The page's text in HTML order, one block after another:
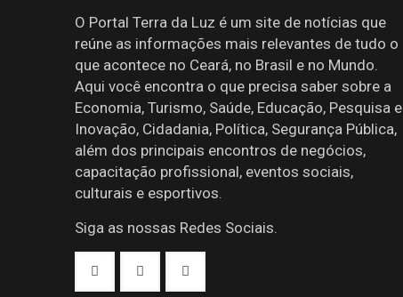
O Portal Terra da Luz é um site de notícias que
reúne as informações mais relevantes de tudo o
que acontece no Ceará, no Brasil e no Mundo.
Aqui você encontra o que precisa saber sobre a
Economia, Turismo, Saúde, Educação, Pesquisa e
Inovação, Cidadania, Política, Segurança Pública,
além dos principais encontros de negócios,
capacitação profissional, eventos sociais,
culturais e esportivos.
Siga as nossas Redes Sociais.